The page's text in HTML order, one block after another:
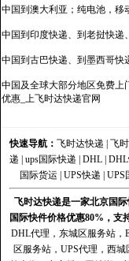
中国到澳大利亚；纯电池，移
中国到印度快递、到老挝快递
中国到古巴快递、到墨西哥快
中国及全球大部分地区免费上
优惠_上飞时达快递官网
快速导航： 飞时达快递 飞
递
ups国际快递 DHL
国际货运| UPS快递 UPS
飞时达快递是一家北京国
国际快件价格优惠80%，支
DHL代理 ， 东城区服务站 ，
区服务站， UPS代理 ， 西城